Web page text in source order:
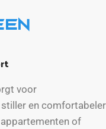
voor
en comfortabeler
of